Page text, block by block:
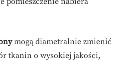
mogą diametralnie zmienić
tkanin o wysokiej jakości,